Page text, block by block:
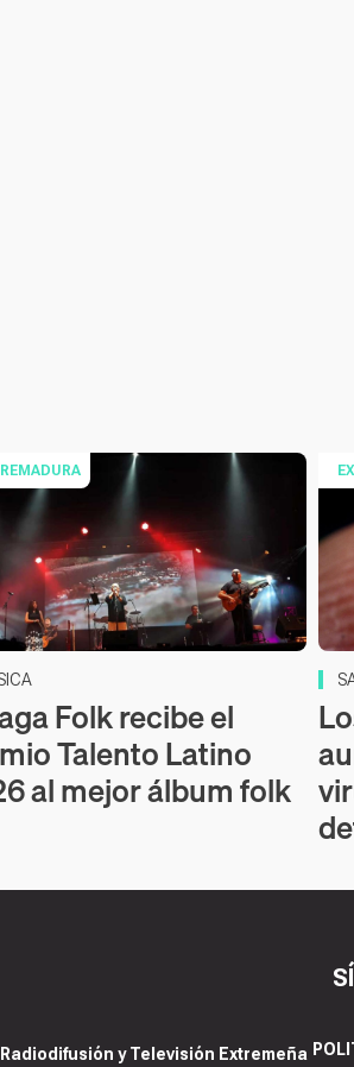
Folk recibe el
Talento Latino
al mejor álbum folk
y Televisión Extremeña